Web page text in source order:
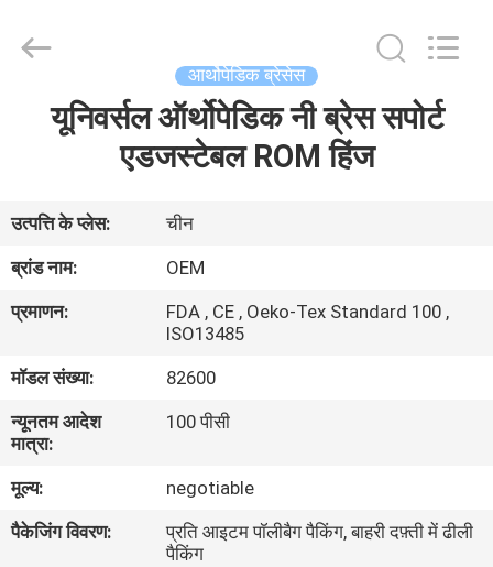
हमारे
बारे
कारखाना
भ्रमण
गुणवत्ता
PRODUCTS
CO.,LTD(WUHAN
आर्थोपेडिक ब्रेसेस
यूनिवर्सल ऑर्थोपेडिक नी ब्रेस सपोर्ट
एडजस्टेबल ROM हिंज
उत्पत्ति के प्लेस:
चीन
ब्रांड नाम:
OEM
प्रमाणन:
FDA , CE , Oeko-Tex Standard 100 ,
ISO13485
मॉडल संख्या:
82600
न्यूनतम आदेश
मात्रा:
100 पीसी
मूल्य:
negotiable
पैकेजिंग विवरण:
प्रति आइटम पॉलीबैग पैकिंग, बाहरी दफ़्ती में ढीली
पैकिंग